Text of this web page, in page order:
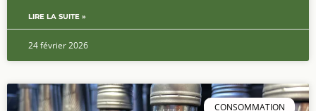
LIRE LA SUITE »
24 février 2026
CONSOMMATION